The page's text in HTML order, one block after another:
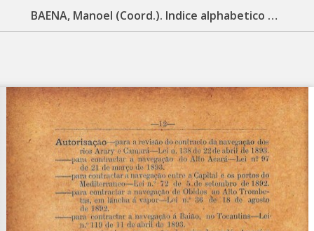
BAENA, Manoel (Coord.). Indice alphabetico da legislação do Estado do Pará: (15 de novembro de 1889 a’ 1893). Belém: Typ. do Diario Official, 1894. 112 p.